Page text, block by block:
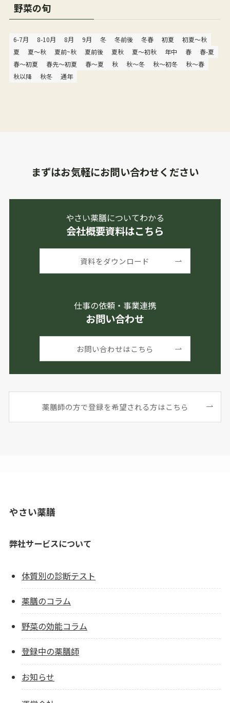
野菜の旬
6-7月 8-10月 8月 9月 冬 冬前後 冬春 初夏
初夏〜秋
夏
夏〜秋 夏前~秋 夏前後 夏秋 夏～初秋 年中 春
春-夏
春〜初夏
春先〜初夏 春～夏 秋 秋〜冬 秋〜初冬
秋〜春
秋以降
秋冬 通年
まずはお気軽にお問い合わせください
やさい薬膳についてわかる
会社概要資料はこちら
資料をダウンロード
仕事の依頼・事業連携
お問い合わせ
お問い合わせはこちら
薬膳師の方で登録を希望される方はこちら
やさい薬膳
弊社サービスについて
体質別の診断テスト
薬膳のコラム
野菜の効能コラム
登録中の薬膳師
お知らせ